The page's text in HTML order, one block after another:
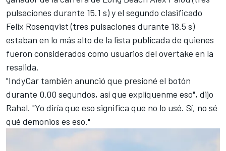
pulsaciones durante 15.1 s) y el segundo clasificado
Felix Rosenqvist(tres pulsaciones durante 18.5 s)
estaban en lo más alto de la lista publicada de quienes
fueron considerados como usuarios del overtake en la
resalida.
"IndyCar también anunció que presioné el botón
durante 0.00 segundos, así que explíquenme eso", dijo
Rahal. "Yo diría que eso significa que no lo usé. Sí, no sé
qué demonios es eso."